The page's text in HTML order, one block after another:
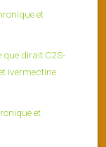
et
que dirait C2S-
ivermectine
et